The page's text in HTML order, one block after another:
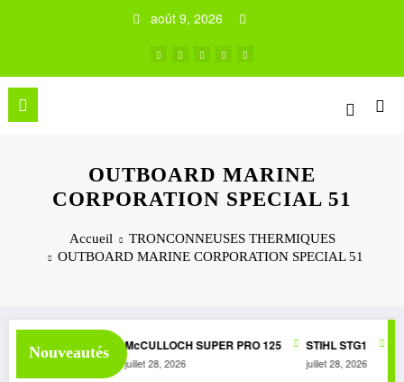
août 9, 2026
OUTBOARD MARINE
CORPORATION SPECIAL 51
Accueil
TRONCONNEUSES THERMIQUES
OUTBOARD MARINE CORPORATION SPECIAL 51
Nouveautés
AUTOMATIC McCULLOCH SUPER PRO 125
juillet 28, 2026
STIHL STG1
juillet 28, 2026